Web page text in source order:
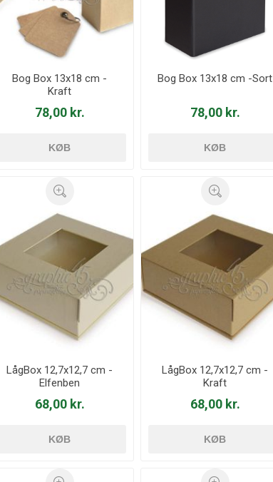
Bog Box 13x18 cm -
Kraft
78,00 kr.
KØB
Bog Box 13x18 cm -Sort
78,00 kr.
KØB
LågBox 12,7x12,7 cm -
Elfenben
68,00 kr.
KØB
LågBox 12,7x12,7 cm -
Kraft
68,00 kr.
KØB